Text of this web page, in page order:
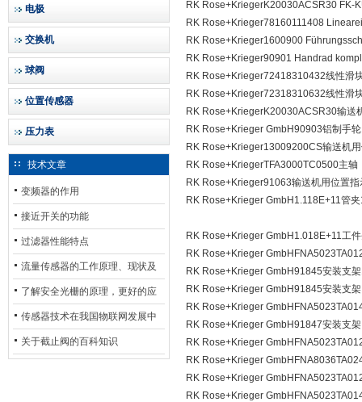
电极
交换机
球阀
位置传感器
压力表
技术文章
变频器的作用
接近开关的功能
过滤器性能特点
流量传感器的工作原理、现状及
其发展前景
了解安全光栅的原理，更好的应
用安全光栅
传感器技术在我国物联网发展中
的地位*
关于截止阀的百科知识
RK Rose+KriegerK20030ACSR30 FK-
RK Rose+Krieger78160111408
RK Rose+Krieger1600900
RK Rose+Krieger90901 Handrad
RK Rose+Krieger72418310432线性滑
RK Rose+Krieger72318310632线性滑
RK Rose+KriegerK20030ACSR30输送
RK Rose+Krieger GmbH90903铝制手
RK Rose+Krieger13009200CS输送机
RK Rose+KriegerTFA3000TC0500主轴
RK Rose+Krieger91063输送机用位置指
RK Rose+Krieger GmbH1.118E+11管
RK Rose+Krieger GmbH1.018E+11工
RK Rose+Krieger
RK Rose+Krieger GmbH91845安装支
RK Rose+Krieger GmbH91845安装支架
RK Rose+Krieger
RK Rose+Krieger GmbH91847安装支架
RK Rose+Krieger
RK Rose+Krieger
RK Rose+Krieger
RK Rose+Krieger